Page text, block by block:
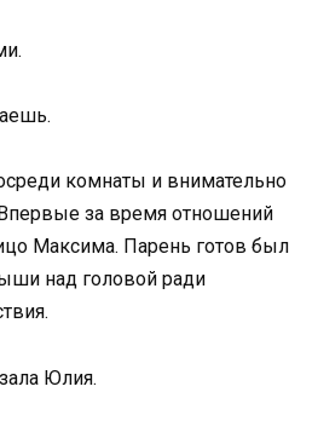
комнаты и внимательно
за время отношений
Максима. Парень готов был
над головой ради
Юлия.